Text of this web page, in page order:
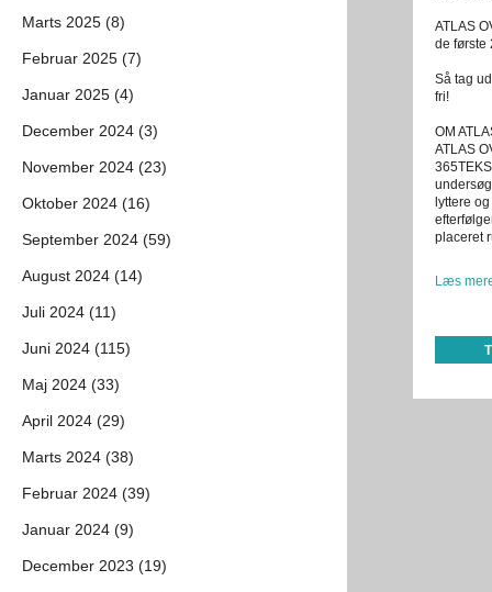
ATLAS
de første
Så tag
fri!
OM
ATLAS
lyttere
placeret
Læs
Marts 2025 (8)
Februar 2025 (7)
Januar 2025 (4)
December 2024 (3)
November 2024 (23)
Oktober 2024 (16)
September 2024 (59)
August 2024 (14)
Juli 2024 (11)
Juni 2024 (115)
Maj 2024 (33)
April 2024 (29)
Marts 2024 (38)
Februar 2024 (39)
Januar 2024 (9)
December 2023 (19)